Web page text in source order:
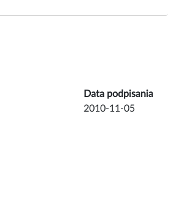
Data podpisania
2010-11-05